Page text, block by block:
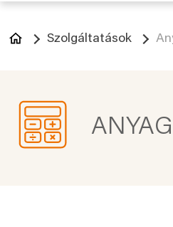
Szolgáltatások